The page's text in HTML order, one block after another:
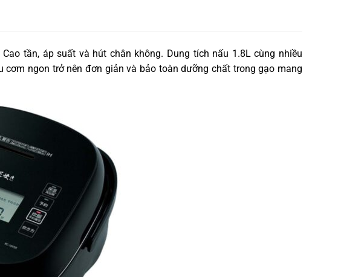
tần, áp suất và hút chân không. Dung tích nấu 1.8L cùng nhiều
ngon trở nên đơn giản và bảo toàn dưỡng chất trong gạo mang